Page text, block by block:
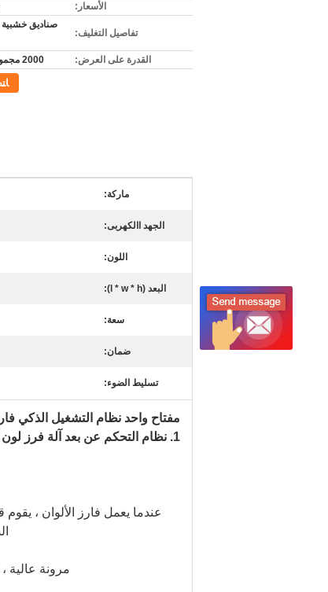
الأسعار:
تفاصيل التغليف:
صناديق خشبية
القدرة على العرض:
2000 مجموعة في السنة
ماركة:
الجهد االكهربى:
اللون:
البعد (l * w * h):
سعة:
ضمان:
تسليط الضوء:
مفتاح واحد نظام التشغيل الذكي
1. نظام التحكم عن بعد آلة فرز لون الفول السوداني فائقة الدقة PP PET PVC
عندما يعمل فارز الألوان ،
مرونة عالية